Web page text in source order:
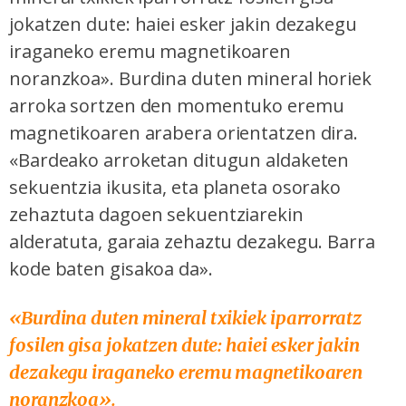
jokatzen dute: haiei esker jakin dezakegu
iraganeko eremu magnetikoaren
noranzkoa». Burdina duten mineral horiek
arroka sortzen den momentuko eremu
magnetikoaren arabera orientatzen dira.
«Bardeako arroketan ditugun aldaketen
sekuentzia ikusita, eta planeta osorako
zehaztuta dagoen sekuentziarekin
alderatuta, garaia zehaztu dezakegu. Barra
kode baten gisakoa da».
«Burdina duten mineral txikiek iparrorratz
fosilen gisa jokatzen dute: haiei esker jakin
dezakegu iraganeko eremu magnetikoaren
noranzkoa».